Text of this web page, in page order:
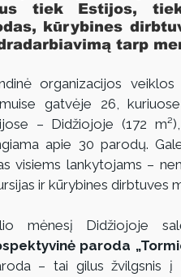
tiek Estijos,
kūrybines
tarp
organizacijos
gatvėje 26,
– Didžiojoje (172
apie 30 parodų.
visiems lankytojams –
ir kūrybines dirbtuves
mėnesį Didžiojoje
paroda
– tai gilus žvilgsnis į